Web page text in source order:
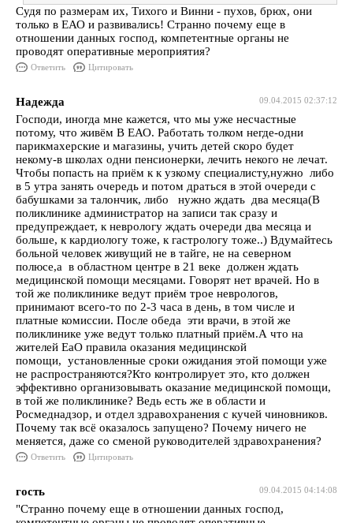
Судя по размерам их, Тихого и Винни - пухов, брюх, они
только в ЕАО и развивались! Странно почему еще в
отношении данных господ, компетентные органы не
проводят оперативные мероприятия?
Ответить Цитировать
09.04.2015 02:37:12
Надежда
Господи, иногда мне кажется, что мы уже несчастные
потому, что живём В ЕАО. Работать толком негде-одни
парикмахерские и магазины, учить детей скоро будет
некому-в школах одни пенсионерки, лечить некого не лечат.
Чтобы попасть на приём к к узкому специалисту,нужно либо
в 5 утра занять очередь и потом драться в этой очереди с
бабушками за талончик, либо нужно ждать два месяца(В
поликлинике администратор на записи так сразу и
предупреждает, к неврологу ждать очереди два месяца и
больше, к кардиологу тоже, к гастрологу тоже..) Вдумайтесь
больной человек живущий не в тайге, не на северном
полюсе,а в областном центре в 21 веке должен ждать
медицинской помощи месяцами. Говорят нет врачей. Но в
той же поликлинике ведут приём трое неврологов,
принимают всего-то по 2-3 часа в день, в том числе и
платные комиссии. После обеда эти врачи, в этой же
поликлинике уже ведут только платный приём.А что на
жителей ЕаО правила оказания медицинской
помощи, установленные сроки ожидания этой помощи уже
не распространяются?Кто контролирует это, кто должен
эффективно организовывать оказание медицинской помощи,
в той же поликлинике? Ведь есть же в области и
Росмеднадзор, и отдел здравохранения с кучей чиновников.
Почему так всё оказалось запущено? Почему ничего не
меняется, даже со сменой руководителей здравохранения?
Ответить Цитировать
09.04.2015 04:14:08
гость
"Странно почему еще в отношении данных господ,